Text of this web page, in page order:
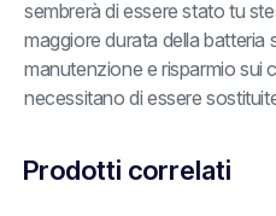
sembrerà di essere stato tu
maggiore durata della batteria
manutenzione e risparmio sui
necessitano di essere
Prodotti correlati